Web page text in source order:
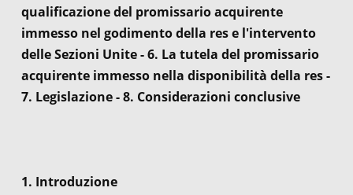
qualificazione del promissario acquirente
immesso nel godimento della res e l'intervento
delle Sezioni Unite - 6. La tutela del promissario
acquirente immesso nella disponibilità della res -
7. Legislazione - 8. Considerazioni conclusive
1. Introduzione